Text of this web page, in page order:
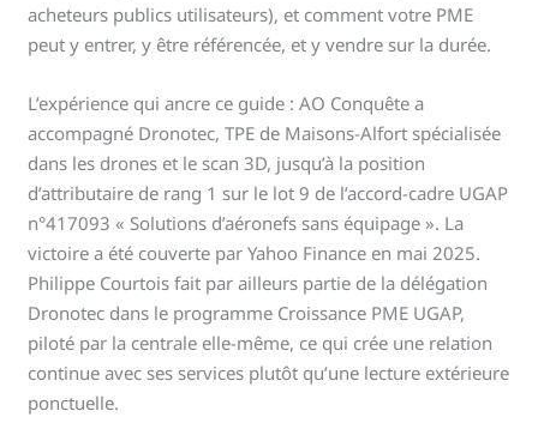
acheteurs publics utilisateurs), et comment votre PME
peut y entrer, y être référencée, et y vendre sur la durée.
L’expérience qui ancre ce guide : AO Conquête a
accompagné Dronotec, TPE de Maisons-Alfort spécialisée
dans les drones et le scan 3D, jusqu’à la position
d’attributaire de rang 1 sur le lot 9 de l’accord-cadre UGAP
n°417093 « Solutions d’aéronefs sans équipage ». La
victoire a été couverte par Yahoo Finance en mai 2025.
Philippe Courtois fait par ailleurs partie de la délégation
Dronotec dans le programme Croissance PME UGAP,
piloté par la centrale elle-même, ce qui crée une relation
continue avec ses services plutôt qu’une lecture extérieure
ponctuelle.